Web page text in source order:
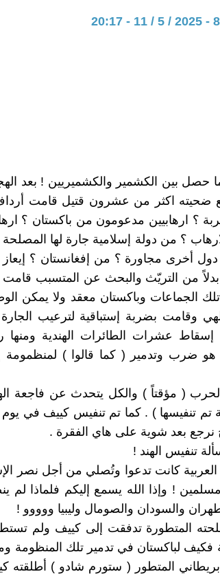
حصل بين الكشمير والكشميريين ! بعد
ضحيته اكثر من عشرون قتيل قامت أرداف
؟ ارهابيين مدعومون من باكستان ؟
؟ من دولة إسلامية جارة لها
دول أخرى مجاورة ؟ من إفغانستان ؟
من التريّث والبحث عن المتسبب قامت
الجماعات وباكستان معقد ولا يمكن
وقامت بضربة إستباقية لترعيب
عشرات الطائرات الهندية ومنها
هو ضرب وتدمير ( كما قالوا ) لمنظمومة
( مؤقتاً ) والكل يتحدث عن فاجعة
تم تنفيسها ) . كما تم تنفيس كييف في
نرجع بعد شوية على هاي الفقرة .
تنفيس الهند !
العربية كانت تدعوا وتُصلي من أجل نصر
مسلمين ! وإذا الله يسمع إليكم فلماذا
والسودان والصومال وليبيا ووووو !
المتطورة تدفقت إلى كييف ولم
لباكستان في تدمير تلك المنظومة
المتطور ( ستورم شادو ) أطلقته